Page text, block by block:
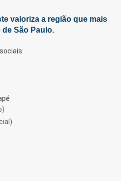
valoriza a região que mais
São Paulo.